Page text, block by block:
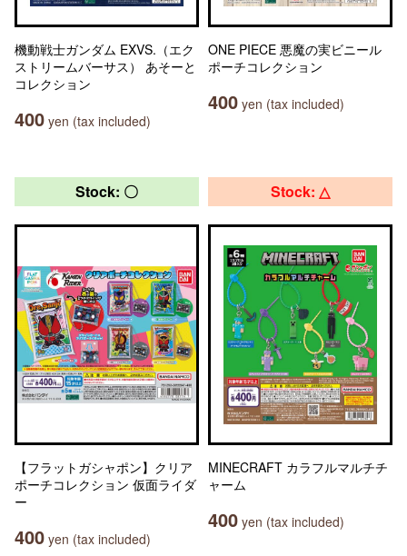
機動戦士ガンダム EXVS.（エク
ストリームバーサス） あそーと
コレクション
400 yen (tax included)
ONE PIECE 悪魔の実ビニール
ポーチコレクション
400 yen (tax included)
Stock: 〇
【フラットガシャポン】クリア
ポーチコレクション 仮面ライダ
ー
400 yen (tax included)
Stock: △
MINECRAFT カラフルマルチチ
ャーム
400 yen (tax included)